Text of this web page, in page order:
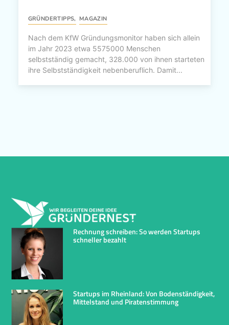
GRÜNDERTIPPS, MAGAZIN
Nach dem KfW Gründungsmonitor haben sich allein
im Jahr 2023 etwa 5575000 Menschen
selbstständig gemacht, 328.000 von ihnen starteten
ihre Selbstständigkeit nebenberuflich. Damit...
Rechnung schreiben: So werden Startups
schneller bezahlt
Startups im Rheinland: Von Bodenständigkeit,
Mittelstand und Piratenstimmung